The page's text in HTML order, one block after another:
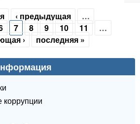
‹ предыдущая
…
7 8 9 10 11
…
›
последняя »
коррупции